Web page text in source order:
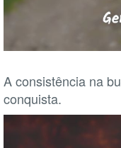
A consistência na
conquista.